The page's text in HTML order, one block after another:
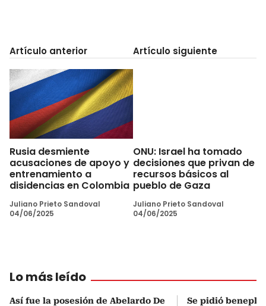
Artículo anterior
Rusia desmiente
acusaciones de apoyo y
entrenamiento a
disidencias en Colombia
Juliano Prieto Sandoval
04/06/2025
Artículo siguiente
ONU: Israel ha tomado
decisiones que privan de
recursos básicos al
pueblo de Gaza
Juliano Prieto Sandoval
04/06/2025
Lo más leído
Así fue la posesión de Abelardo De
Se pidió